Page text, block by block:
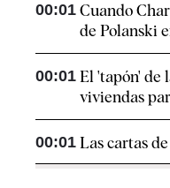
00:01 Cuando
de Polanski
00:01 El 'tapón' de
viviendas
00:01 Las cartas